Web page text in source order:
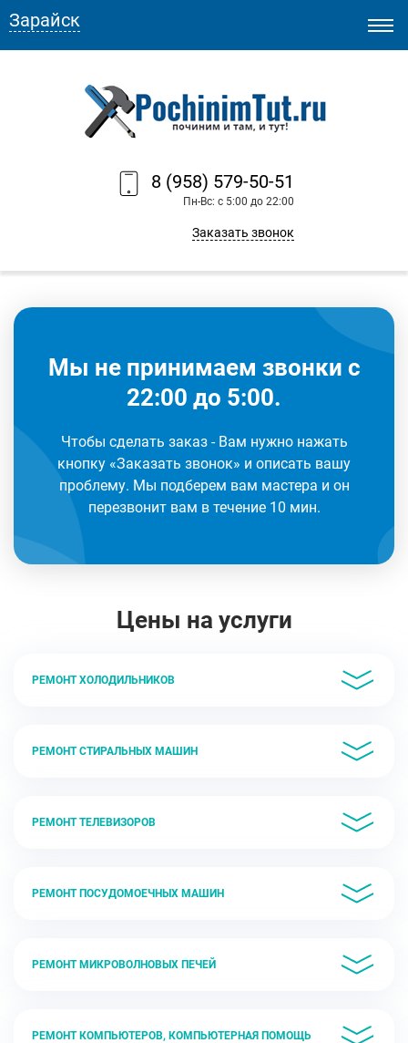
8 (958) 579-50-51
Пн-Вс: с 5:00 до 22:00
Заказать звонок
Зарайск
Мы не принимаем звонки с
22:00 до 5:00.
Чтобы сделать заказ - Вам нужно нажать
кнопку «Заказать звонок» и описать вашу
проблему. Мы подберем вам мастера и он
перезвонит вам в течение 10 мин.
Цены на услуги
РЕМОНТ ХОЛОДИЛЬНИКОВ
РЕМОНТ СТИРАЛЬНЫХ МАШИН
РЕМОНТ ТЕЛЕВИЗОРОВ
РЕМОНТ ПОСУДОМОЕЧНЫХ МАШИН
РЕМОНТ МИКРОВОЛНОВЫХ ПЕЧЕЙ
РЕМОНТ КОМПЬЮТЕРОВ, КОМПЬЮТЕРНАЯ ПОМОЩЬ